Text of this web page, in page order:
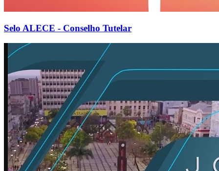
Selo ALECE - Conselho Tutelar